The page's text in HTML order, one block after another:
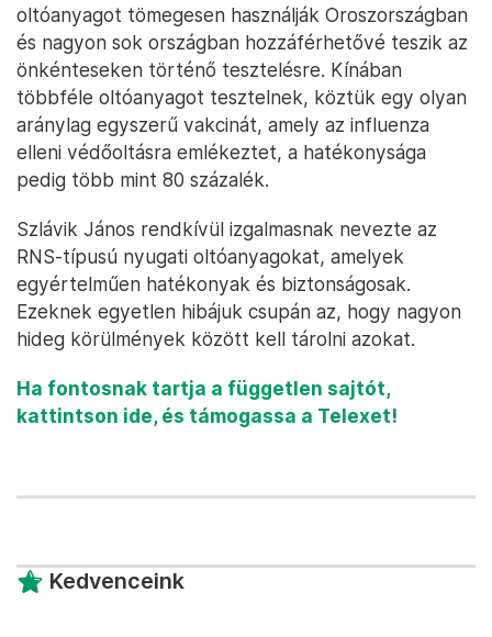
oltóanyagot tömegesen használják Oroszországban
és nagyon sok országban hozzáférhetővé teszik az
önkénteseken történő tesztelésre. Kínában
többféle oltóanyagot tesztelnek, köztük egy olyan
aránylag egyszerű vakcinát, amely az influenza
elleni védőoltásra emlékeztet, a hatékonysága
pedig több mint 80 százalék.
Szlávik János rendkívül izgalmasnak nevezte az
RNS-típusú nyugati oltóanyagokat, amelyek
egyértelműen hatékonyak és biztonságosak.
Ezeknek egyetlen hibájuk csupán az, hogy nagyon
hideg körülmények között kell tárolni azokat.
Ha fontosnak tartja a független sajtót,
kattintson ide, és támogassa a Telexet!
Kedvenceink